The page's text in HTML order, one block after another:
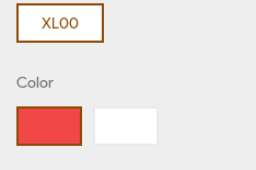
XL00
Color